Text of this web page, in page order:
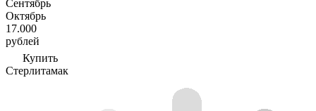
Сентябрь
Октябрь
17.000
рублей
Купить
Стерлитамак